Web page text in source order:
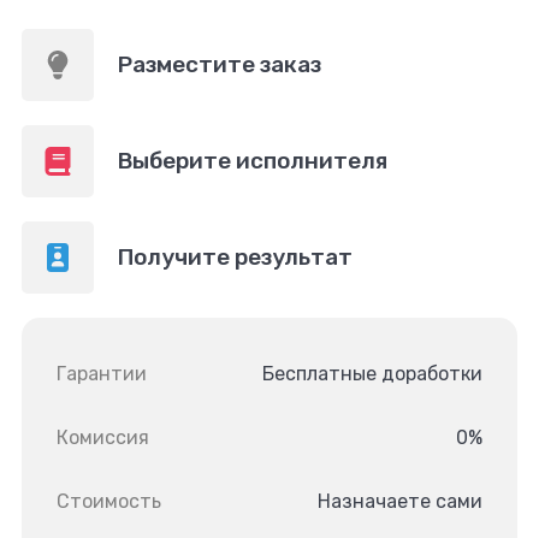
Разместите заказ
Выберите исполнителя
Получите результат
Гарантии Бесплатные доработки
Комиссия 0%
Стоимость Назначаете сами